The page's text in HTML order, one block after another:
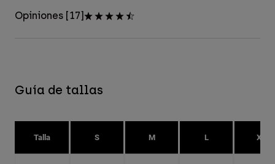
Opiniones [17]
Guía de tallas
Talla S M L XL